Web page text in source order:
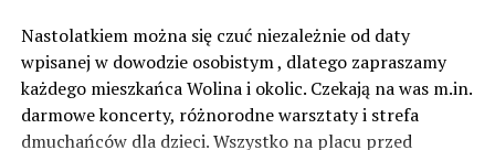
zabezpieczeń. Dopóki nie będzie tych przekroczonych
norm dopuszczalnego hałasu, no to nie możemy nic
zrobić. Tam są odpowiednie normy – 61 i 56 decybeli –
zaznacza.
Nastolatkiem można się czuć niezależnie od daty
wpisanej w dowodzie osobistym , dlatego zapraszamy
każdego mieszkańca Wolina i okolic. Czekają na was m.in.
darmowe koncerty, różnorodne warsztaty i strefa
dmuchańców dla dzieci. Wszystko na placu przed